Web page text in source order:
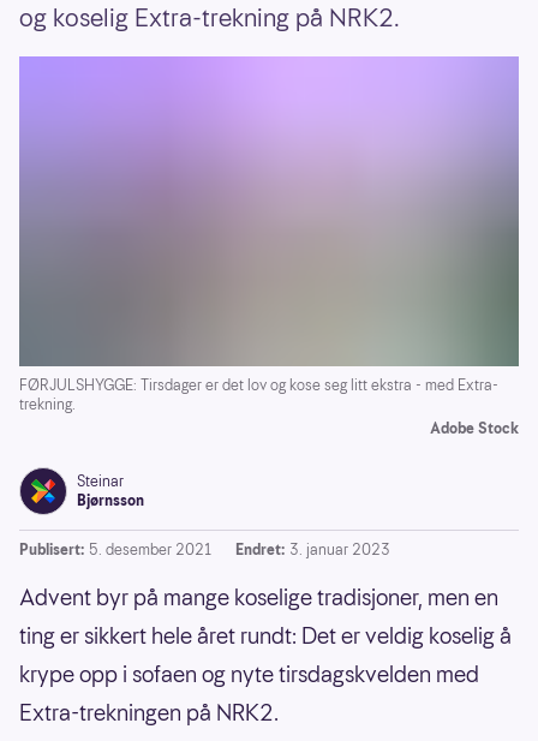
og koselig Extra-trekning på NRK2.
FØRJULSHYGGE: Tirsdager er det lov og kose seg litt ekstra - med Extra-
trekning.
Adobe Stock
Steinar
Bjørnsson
Publisert: 5. desember 2021 Endret: 3. januar 2023
Advent byr på mange koselige tradisjoner, men en
ting er sikkert hele året rundt: Det er veldig koselig å
krype opp i sofaen og nyte tirsdagskvelden med
Extra-trekningen på NRK2.